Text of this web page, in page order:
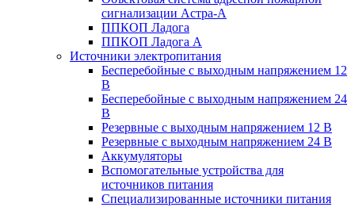
сигнализации Астра-А
ППКОП Ладога
ППКОП Ладога А
Источники электропитания
Бесперебойные с выходным напряжением 12
В
Бесперебойные с выходным напряжением 24
В
Резервные с выходным напряжением 12 В
Резервные с выходным напряжением 24 В
Аккумуляторы
Вспомогательные устройства для
источников питания
Специализированные источники питания